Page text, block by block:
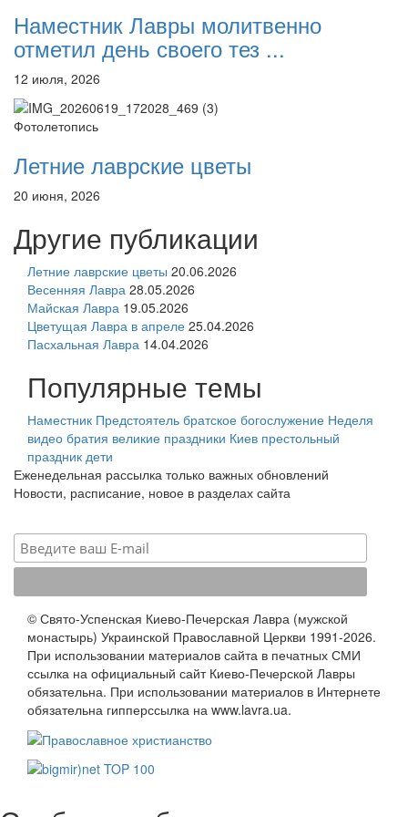
Наместник Лавры молитвенно
отметил день своего тез ...
12 июля, 2026
Фотолетопись
Летние лаврские цветы
20 июня, 2026
Другие публикации
Летние лаврские цветы 20.06.2026
Весенняя Лавра 28.05.2026
Майская Лавра 19.05.2026
Цветущая Лавра в апреле 25.04.2026
Пасхальная Лавра 14.04.2026
Популярные темы
Наместник Предстоятель братское богослужение Неделя
видео братия великие праздники Киев престольный
праздник дети
Еженедельная рассылка только важных обновлений
Новости, расписание, новое в разделах сайта
© Свято-Успенская Киево-Печерская Лавра (мужской
монастырь) Украинской Православной Церкви 1991-2026.
При использовании материалов сайта в печатных СМИ
ссылка на официальный сайт Киево-Печерской Лавры
обязательна. При использовании материалов в Интернете
обязательна гипперссылка на www.lavra.ua.